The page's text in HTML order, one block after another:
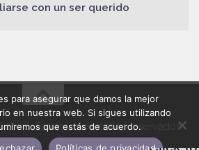
con un ser querido
2026. Todos los derechos reservados.
para asegurar que damos la mejor
en nuestra web. Si sigues utilizando
que estás de acuerdo.
Políticas de privacidad